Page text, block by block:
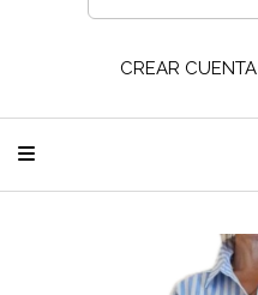
CREAR CUENTA